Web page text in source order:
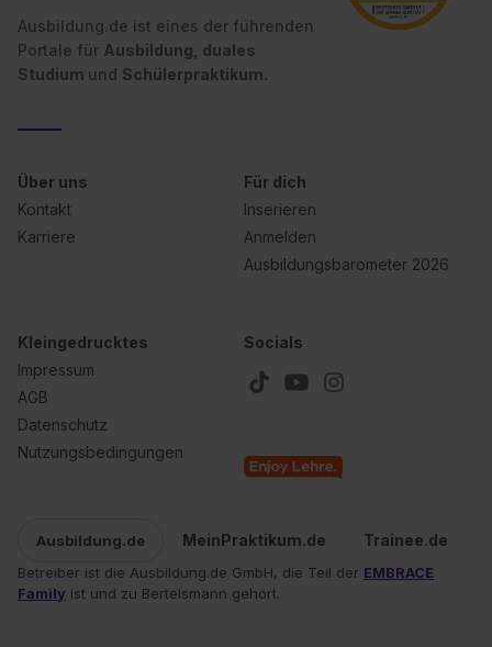
Ausbildung.de ist eines der führenden
Portale für Ausbildung, duales
Studium und Schülerpraktikum.
Über uns
Kontakt
Karriere
Für dich
Inserieren
Anmelden
Ausbildungsbarometer 2026
Kleingedrucktes
Impressum
AGB
Datenschutz
Nutzungsbedingungen
Socials
Ausbildung.de MeinPraktikum.de Trainee.de
Betreiber ist die Ausbildung.de GmbH, die Teil der EMBRACE
Family ist und zu Bertelsmann gehört.